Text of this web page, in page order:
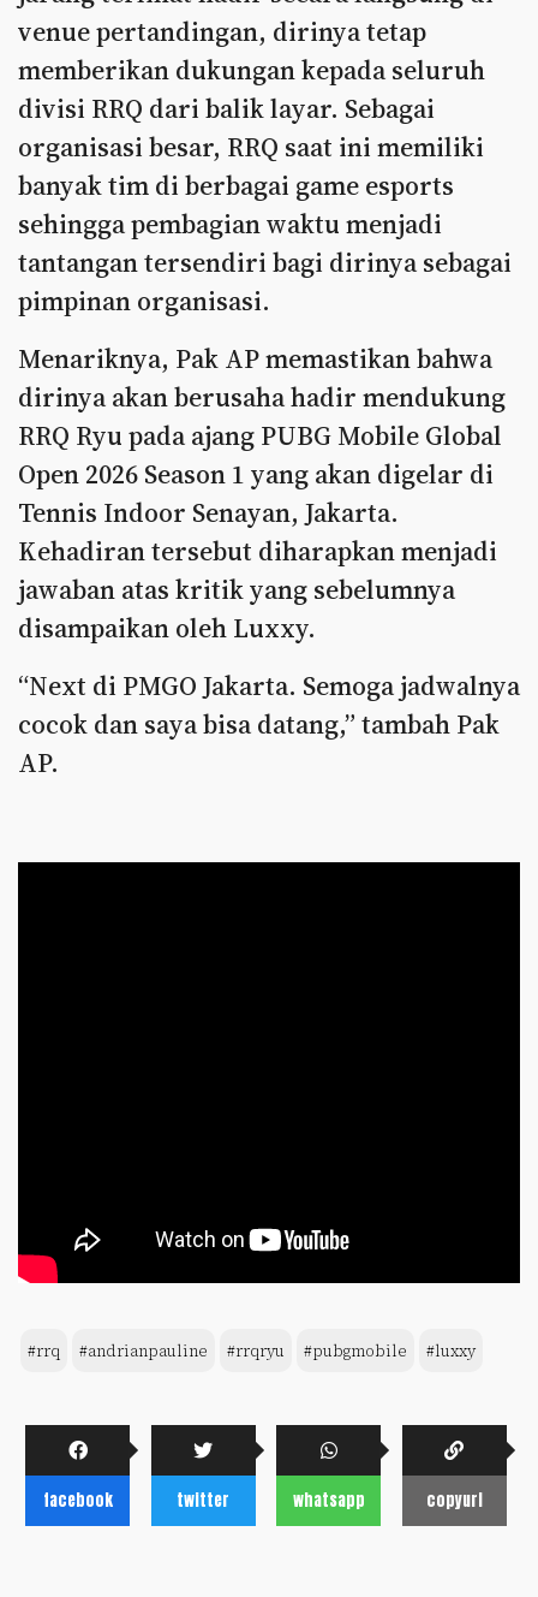
venue pertandingan, dirinya tetap
memberikan dukungan kepada seluruh
divisi RRQ dari balik layar. Sebagai
organisasi besar, RRQ saat ini memiliki
banyak tim di berbagai game esports
sehingga pembagian waktu menjadi
tantangan tersendiri bagi dirinya sebagai
pimpinan organisasi.
Menariknya, Pak AP memastikan bahwa
dirinya akan berusaha hadir mendukung
RRQ Ryu pada ajang PUBG Mobile Global
Open 2026 Season 1 yang akan digelar di
Tennis Indoor Senayan, Jakarta.
Kehadiran tersebut diharapkan menjadi
jawaban atas kritik yang sebelumnya
disampaikan oleh Luxxy.
“Next di PMGO Jakarta. Semoga jadwalnya
cocok dan saya bisa datang,” tambah Pak
AP.
#rrq #andrianpauline #rrqryu #pubgmobile #luxxy
facebook twitter whatsapp copyurl